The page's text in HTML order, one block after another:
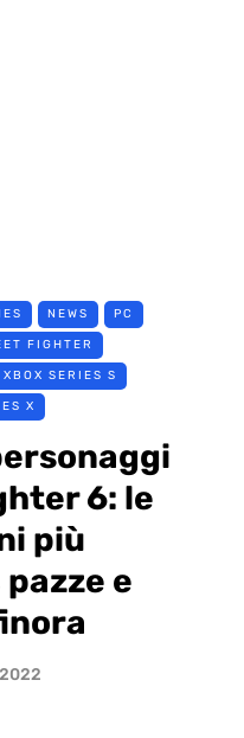
NEWS PC
FIGHTER
XBOX SERIES S
X
6: le
più
e